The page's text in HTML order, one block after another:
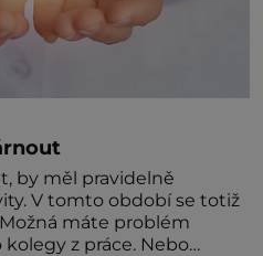
by měl pravidelně
V tomto období se totiž
máte problém
z práce. Nebo